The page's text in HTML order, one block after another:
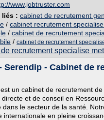
www.jobtruster.com
liés : cabinet de recrutement
/ cabinet recrutement
/ cabinet de recrutement
/ cabinet de recrutement
recrutement specialise
Serendip - Cabinet de
un cabinet de recrutement
et de conseil en
dans le secteur de la santé.
internationale en pleine